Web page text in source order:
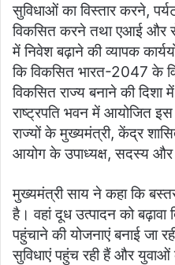
सुविधाओं का विस्तार करने,
विकसित करने तथा एआई और
में निवेश बढ़ाने की व्यापक
कि विकसित भारत-2047 के
विकसित राज्य बनाने की दिशा
राष्ट्रपति भवन में आयोजित
राज्यों के मुख्यमंत्री, केंद्र
आयोग के उपाध्यक्ष, सदस्य और
मुख्यमंत्री साय ने कहा कि
है। वहां दूध उत्पादन को बढ़ावा
पहुंचाने की योजनाएं बनाई जा
सुविधाएं पहुंच रही हैं और